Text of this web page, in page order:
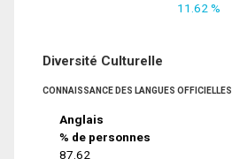
11.62 %
Diversité Culturelle
CONNAISSANCE DES LANGUES OFFICIELLES
Anglais
% de personnes
87.62